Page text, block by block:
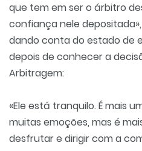
que tem em ser o árbitro
confiança nele
dando conta do estado de
depois de conhecer a
Arbitragem:
«Ele está tranquilo. É mais
muitas emoções, mas é
desfrutar e dirigir com a